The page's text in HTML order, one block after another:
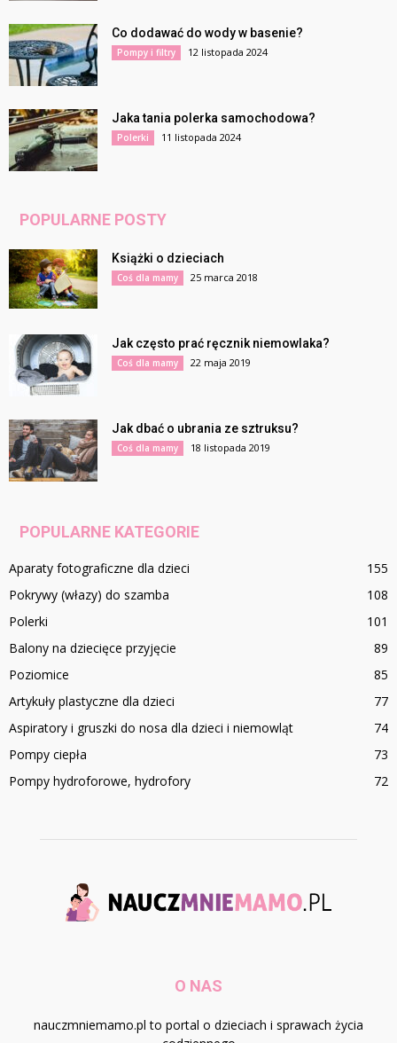
Co dodawać do wody w basenie?
Pompy i filtry 12 listopada 2024
Jaka tania polerka samochodowa?
Polerki 11 listopada 2024
POPULARNE POSTY
Książki o dzieciach
Coś dla mamy 25 marca 2018
Jak często prać ręcznik niemowlaka?
Coś dla mamy 22 maja 2019
Jak dbać o ubrania ze sztruksu?
Coś dla mamy 18 listopada 2019
POPULARNE KATEGORIE
Aparaty fotograficzne dla dzieci
155
Pokrywy (włazy) do szamba
108
Polerki
101
Balony na dziecięce przyjęcie
89
Poziomice
85
Artykuły plastyczne dla dzieci
77
Aspiratory i gruszki do nosa dla dzieci i niemowląt
74
Pompy ciepła
73
Pompy hydroforowe, hydrofory
72
O NAS
nauczmniemamo.pl to portal o dzieciach i sprawach życia